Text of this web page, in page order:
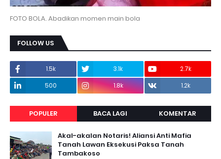
FOTO BOLA. Abadikan momen main bola
FOLLOW US
1.5k 3.1k
2.7k
500
1.8k 1.2k
POPULER BACA LAGI KOMENTAR
Akal-akalan Notaris! Aliansi Anti Mafia
Tanah Lawan Eksekusi Paksa Tanah
Tambakoso